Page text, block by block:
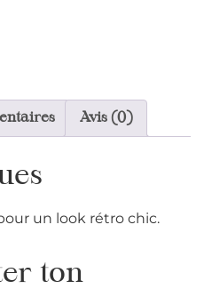
Avis (0)
un look rétro chic.
ton